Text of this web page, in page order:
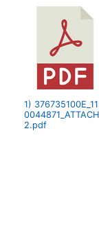
1)
0044871_ATTACH
2.pdf